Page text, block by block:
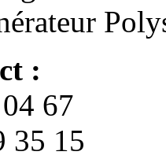
:
67
35 15